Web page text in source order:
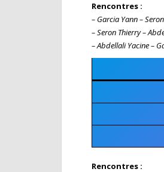
Rencontres :
– Garcia Yann –
– Seron Thierry –
– Abdellali Yacine –
Rencontres :